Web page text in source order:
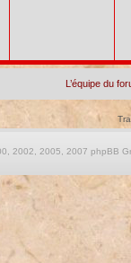
L’équipe du
2002, 2005, 2007 phpBB